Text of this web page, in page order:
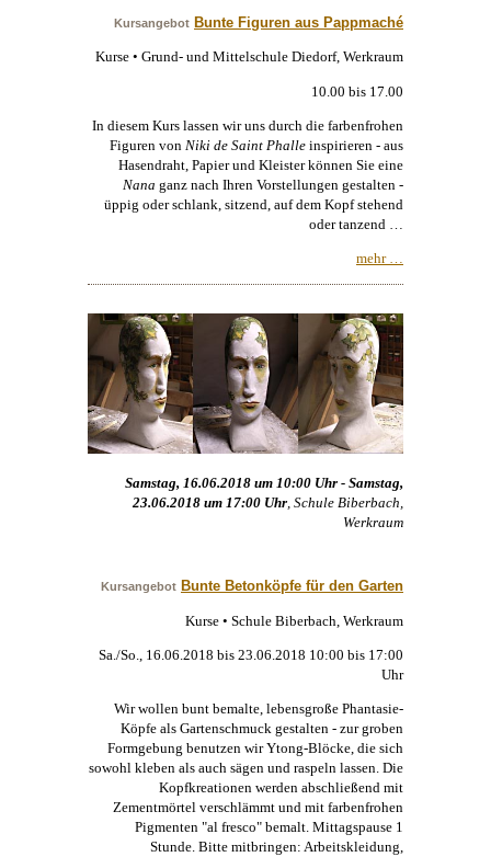
Kursangebot Bunte Figuren aus Pappmaché
Kurse • Grund- und Mittelschule Diedorf, Werkraum
10.00 bis 17.00
In diesem Kurs lassen wir uns durch die farbenfrohen
Figuren von Niki de Saint Phalle inspirieren - aus
Hasendraht, Papier und Kleister können Sie eine
Nana ganz nach Ihren Vorstellungen gestalten -
üppig oder schlank, sitzend, auf dem Kopf stehend
oder tanzend …
mehr …
Samstag, 16.06.2018 um 10:00 Uhr - Samstag,
23.06.2018 um 17:00 Uhr, Schule Biberbach,
Werkraum
Kursangebot Bunte Betonköpfe für den Garten
Kurse • Schule Biberbach, Werkraum
Sa./So., 16.06.2018 bis 23.06.2018 10:00 bis 17:00
Uhr
Wir wollen bunt bemalte, lebensgroße Phantasie-
Köpfe als Gartenschmuck gestalten - zur groben
Formgebung benutzen wir Ytong-Blöcke, die sich
sowohl kleben als auch sägen und raspeln lassen. Die
Kopfkreationen werden abschließend mit
Zementmörtel verschlämmt und mit farbenfrohen
Pigmenten "al fresco" bemalt. Mittagspause 1
Stunde. Bitte mitbringen: Arbeitskleidung,